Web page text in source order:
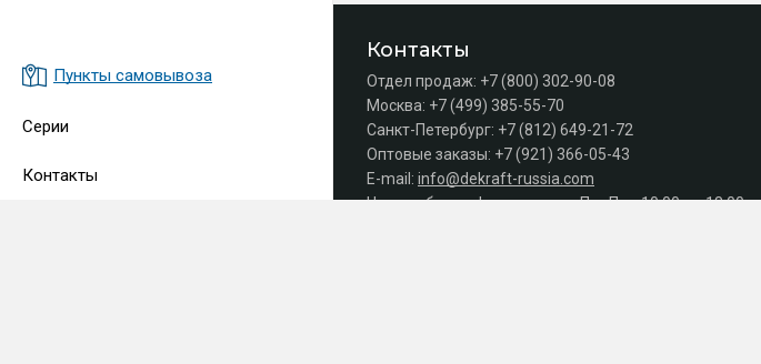
Пункты самовывоза
Серии
Контакты
Контакты
Отдел продаж: +7 (800) 302-90-08
Москва: +7 (499) 385-55-70
Санкт-Петербург: +7 (812) 649-21-72
Оптовые заказы: +7 (921) 366-05-43
E-mail: info@dekraft-russia.com
Часы работы офиса продаж: Пн–Пт с 10:00 до 18:00